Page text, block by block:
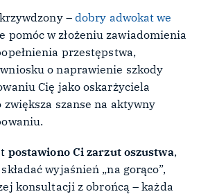
–dobry adwokat we
pomóc w złożeniu zawiadomienia
przestępstwa,
o naprawienie szkody
Cię jako oskarżyciela
zwiększa szanse na aktywny
postawiono Ci zarzut oszustwa,
wyjaśnień „na gorąco”,
konsultacji z obrońcą – każda